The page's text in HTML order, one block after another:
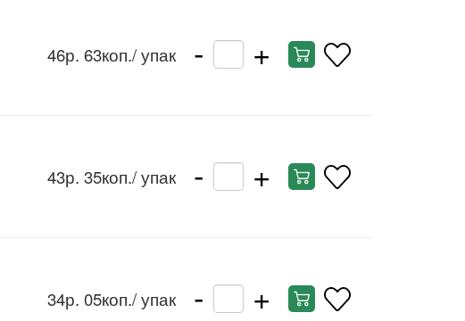
46р. 63коп./ упак - +
43р. 35коп./ упак - +
34р. 05коп./ упак - +